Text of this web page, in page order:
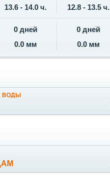
13.6 - 14.0 ч. 12.8 - 13.5 ч.
0 дней
0 дней
0.0 мм 0.0 мм
ВОДЫ